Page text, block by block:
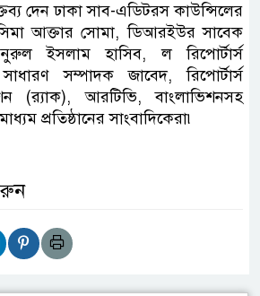
দেন ঢাকা সাব-এডিটরস কাউন্সিলের
আক্তার সোমা, ডিআরইউর সাবেক
ইসলাম হাসিব, ল রিপোর্টার্স
সম্পাদক জাবেদ, রিপোর্টার্স
(র‌্যাক), আরটিভি, বাংলাভিশনসহ
প্রতিষ্ঠানের সাংবাদিকেরা৷